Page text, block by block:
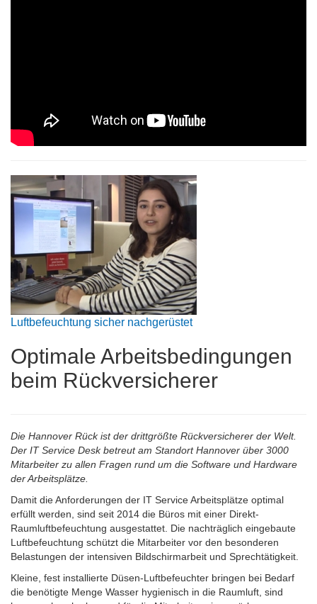
Luftbefeuchtung sicher nachgerüstet
Optimale Arbeitsbedingungen
beim Rückversicherer
Die Hannover Rück ist der drittgrößte Rückversicherer der Welt.
Der IT Service Desk betreut am Standort Hannover über 3000
Mitarbeiter zu allen Fragen rund um die Software und Hardware
der Arbeitsplätze.
Damit die Anforderungen der IT Service Arbeitsplätze optimal
erfüllt werden, sind seit 2014 die Büros mit einer Direkt-
Raumluftbefeuchtung ausgestattet. Die nachträglich eingebaute
Luftbefeuchtung schützt die Mitarbeiter vor den besonderen
Belastungen der intensiven Bildschirmarbeit und Sprechtätigkeit.
Kleine, fest installierte Düsen-Luftbefeuchter bringen bei Bedarf
die benötigte Menge Wasser hygienisch in die Raumluft, sind